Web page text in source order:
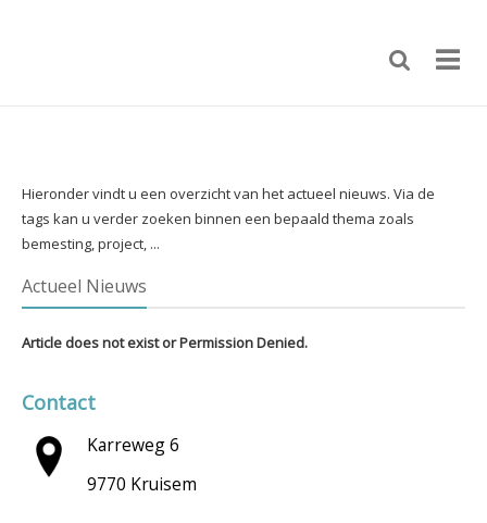
Hieronder vindt u een overzicht van het actueel nieuws. Via de
tags kan u verder zoeken binnen een bepaald thema zoals
bemesting, project, ...
Actueel Nieuws
Article does not exist or Permission Denied.
Contact
Karreweg 6
9770 Kruisem